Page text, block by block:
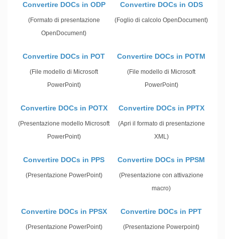
Convertire DOCs in ODP
(Formato di presentazione
OpenDocument)
Convertire DOCs in ODS
(Foglio di calcolo OpenDocument)
Convertire DOCs in POT
(File modello di Microsoft
PowerPoint)
Convertire DOCs in POTM
(File modello di Microsoft
PowerPoint)
Convertire DOCs in POTX
(Presentazione modello Microsoft
PowerPoint)
Convertire DOCs in PPTX
(Apri il formato di presentazione
XML)
Convertire DOCs in PPS
(Presentazione PowerPoint)
Convertire DOCs in PPSM
(Presentazione con attivazione
macro)
Convertire DOCs in PPSX
(Presentazione PowerPoint)
Convertire DOCs in PPT
(Presentazione Powerpoint)